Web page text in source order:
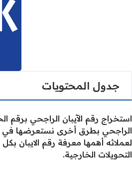
جدول المحتويات
استخراج رقم الآيبان الراجحي
الراجحي بطرق أخرى نستعرضها في
لعملائه أهمها معرفة رقم الايبان
التحويلات الخارجية.